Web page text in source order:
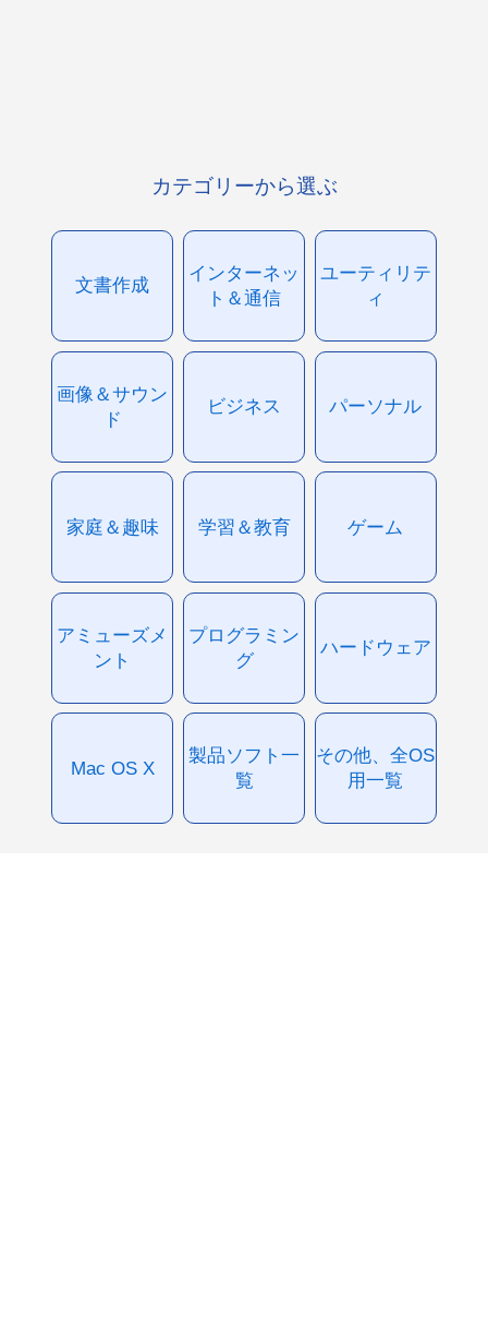
カテゴリーから選ぶ
文書作成
インターネッ
ト＆通信
ユーティリテ
ィ
画像＆サウン
ド
ビジネス パーソナル
家庭＆趣味 学習＆教育 ゲーム
アミューズメ
ント
プログラミン
グ
ハードウェア
Mac OS X
製品ソフト一
覧
その他、全OS
用一覧